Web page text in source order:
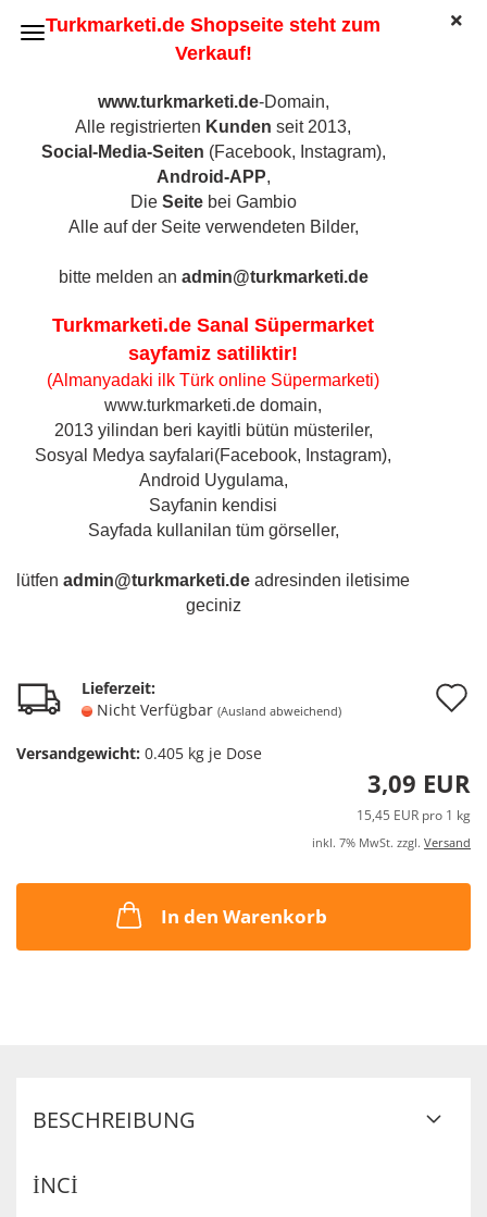
Turkmarketi.de Shopseite steht zum
Verkauf!
www.turkmarketi.de-Domain,
Alle registrierten Kunden seit 2013,
Social-Media-Seiten (Facebook, Instagram),
Android-APP,
Die Seitebei Gambio
Alle auf der Seite verwendeten Bilder,
bitte melden an admin@turkmarketi.de
Turkmarketi.de Sanal Süpermarket
sayfamiz satiliktir!
(Almanyadaki ilk Türk online Süpermarketi)
www.turkmarketi.de domain,
2013 yilindan beri kayitli bütün müsteriler,
Sosyal Medya sayfalari(Facebook, Instagram),
Android Uygulama,
Sayfanin kendisi
Sayfada kullanilan tüm görseller,
lütfen admin@turkmarketi.de adresinden iletisime
geciniz
Efepasa Inci Geflügel Cocktail Würstchen, 400gr
Lieferzeit:
Nicht Verfügbar (Ausland abweichend)
Versandgewicht: 0.405 kg je Dose
3,09 EUR
15,45 EUR pro 1 kg
inkl. 7% MwSt. zzgl. Versand
In den Warenkorb
BESCHREIBUNG
İNCİ